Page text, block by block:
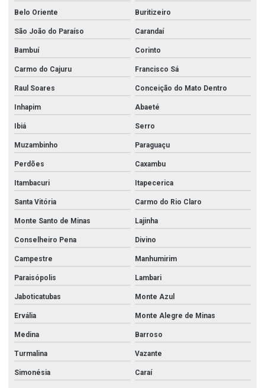
Belo Oriente Buritizeiro
São João do Paraíso Carandaí
Bambuí Corinto
Carmo do Cajuru Francisco Sá
Raul Soares Conceição do Mato Dentro
Inhapim Abaeté
Ibiá Serro
Muzambinho Paraguaçu
Perdões Caxambu
Itambacuri Itapecerica
Santa Vitória Carmo do Rio Claro
Monte Santo de Minas Lajinha
Conselheiro Pena Divino
Campestre Manhumirim
Paraisópolis Lambari
Jaboticatubas Monte Azul
Ervália Monte Alegre de Minas
Medina Barroso
Turmalina Vazante
Simonésia Caraí